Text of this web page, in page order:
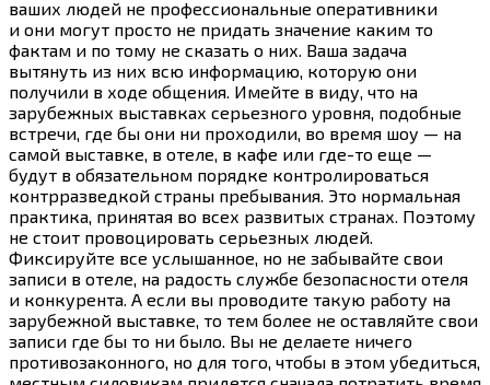
ваших людей не профессиональные оперативники
и они могут просто не придать значение каким то
фактам и по тому не сказать о них. Ваша задача
вытянуть из них всю информацию, которую они
получили в ходе общения. Имейте в виду, что на
зарубежных выставках серьезного уровня, подобные
встречи, где бы они ни проходили, во время шоу — на
самой выставке, в отеле, в кафе или где-то еще —
будут в обязательном порядке контролироваться
контрразведкой страны пребывания. Это нормальная
практика, принятая во всех развитых странах. Поэтому
не стоит провоцировать серьезных людей.
Фиксируйте все услышанное, но не забывайте свои
записи в отеле, на радость службе безопасности отеля
и конкурента. А если вы проводите такую работу на
зарубежной выставке, то тем более не оставляйте свои
записи где бы то ни было. Вы не делаете ничего
противозаконного, но для того, чтобы в этом убедиться,